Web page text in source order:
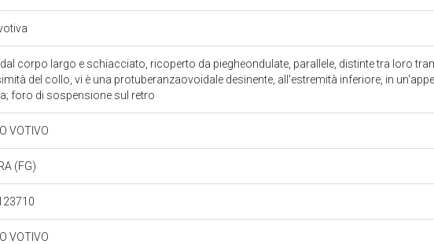
corpo largo e schiacciato, ricoperto da piegheondulate, parallele, distinte tra loro
del collo, vi è una protuberanzaovoidale desinente, all'estremità inferiore, in
foro di sospensione sul retro
VOTIVO
(FG)
VOTIVO